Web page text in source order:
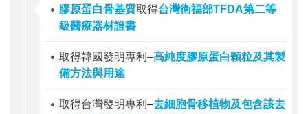
膠原蛋白骨基質取得台灣衛福部TFDA第二等
級醫療器材證書
取得韓國發明專利–高純度膠原蛋白顆粒及其製
備方法與用途
取得台灣發明專利–去細胞骨移植物及包含該去